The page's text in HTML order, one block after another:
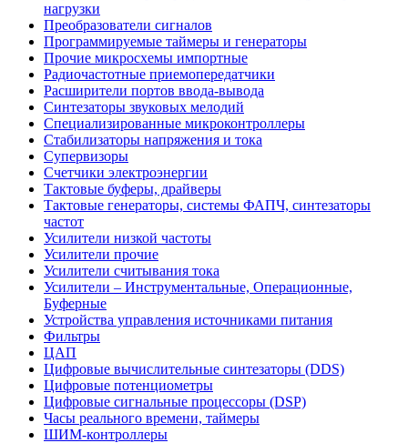
нагрузки
Преобразователи сигналов
Программируемые таймеры и генераторы
Прочие микросхемы импортные
Радиочастотные приемопередатчики
Расширители портов ввода-вывода
Синтезаторы звуковых мелодий
Специализированные микроконтроллеры
Стабилизаторы напряжения и тока
Супервизоры
Счетчики электроэнергии
Тактовые буферы, драйверы
Тактовые генераторы, системы ФАПЧ, синтезаторы
частот
Усилители низкой частоты
Усилители прочие
Усилители считывания тока
Усилители – Инструментальные, Операционные,
Буферные
Устройства управления источниками питания
Фильтры
ЦАП
Цифровые вычислительные синтезаторы (DDS)
Цифровые потенциометры
Цифровые сигнальные процессоры (DSP)
Часы реального времени, таймеры
ШИМ-контроллеры